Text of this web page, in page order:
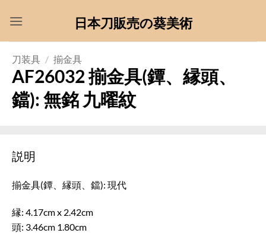
日本刀販売の葵美術
刀装具 / 揃金具
AF26032 揃金具(鐔、縁頭、
鐺): 無銘 九曜紋
説明
揃金具(鐔、縁頭、鐺): 現代
縁: 4.17cm x 2.42cm
頭: 3.46cm 1.80cm